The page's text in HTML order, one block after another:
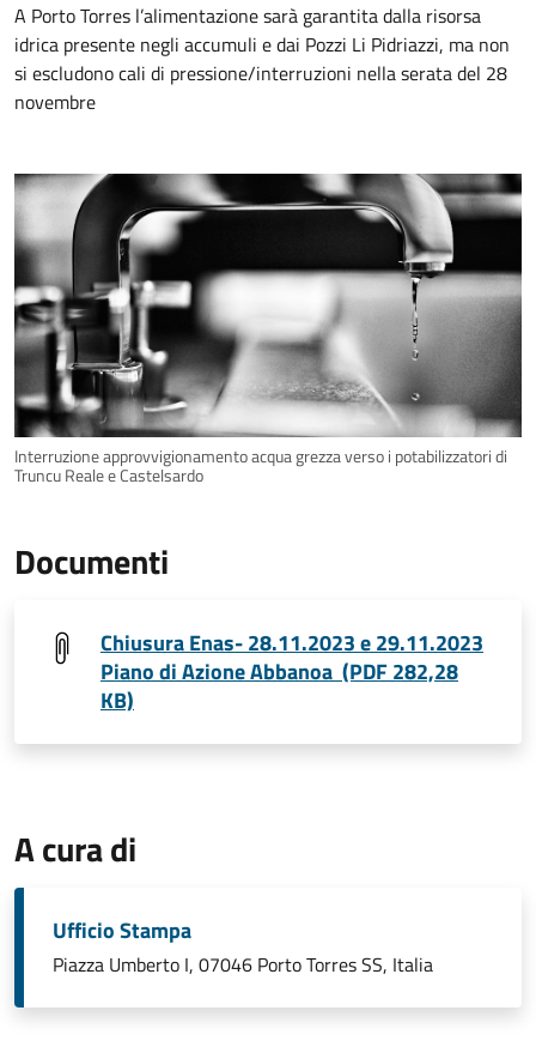
A Porto Torres l’alimentazione sarà garantita dalla risorsa
idrica presente negli accumuli e dai Pozzi Li Pidriazzi, ma non
si escludono cali di pressione/interruzioni nella serata del 28
novembre
Interruzione approvvigionamento acqua grezza verso i potabilizzatori di
Truncu Reale e Castelsardo
Documenti
Chiusura Enas- 28.11.2023 e 29.11.2023
Piano di Azione Abbanoa (PDF 282,28
KB)
A cura di
Ufficio Stampa
Piazza Umberto I, 07046 Porto Torres SS, Italia